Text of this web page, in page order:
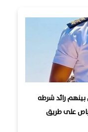
شخصين واصابة ٦أخرين بينهم رائد شرطه
على طريق